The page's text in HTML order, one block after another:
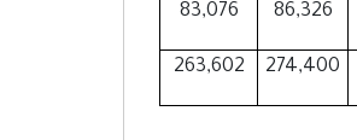
86,326
83,076
274,400
263,602